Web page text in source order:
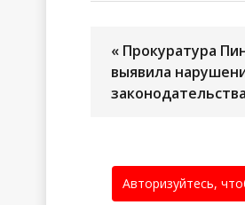
« Прокуратура
выявила
законодательства
Авторизуйтесь,